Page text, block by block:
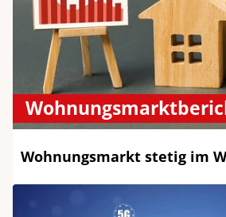
Wohnungsmarkt stetig im